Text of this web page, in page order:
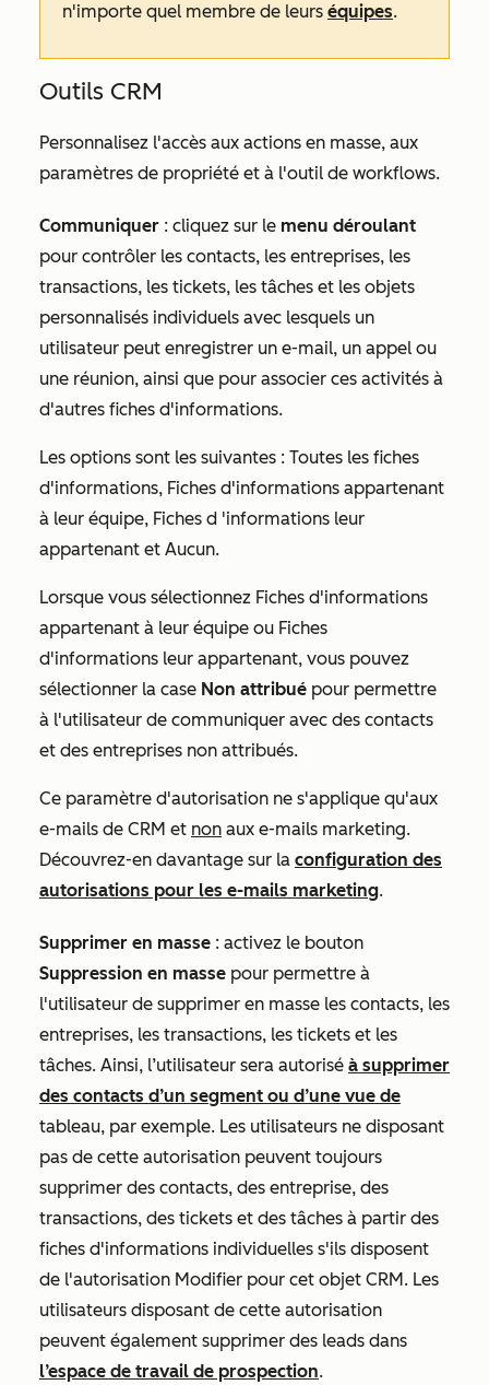
n'importe quel membre de leurs équipes.
Outils CRM
Personnalisez l'accès aux actions en masse, aux
paramètres de propriété et à l'outil de workflows.
Communiquer : cliquez sur le menu déroulant
pour contrôler les contacts, les entreprises, les
transactions, les tickets, les tâches et les objets
personnalisés individuels avec lesquels un
utilisateur peut enregistrer un e-mail, un appel ou
une réunion, ainsi que pour associer ces activités à
d'autres fiches d'informations.
Les options sont les suivantes : Toutes les fiches
d'informations, Fiches d'informations appartenant
à leur équipe, Fiches d 'informations leur
appartenant et Aucun.
Lorsque vous sélectionnez Fiches d'informations
appartenant à leur équipe ou Fiches
d'informations leur appartenant, vous pouvez
sélectionner la case Non attribué pour permettre
à l'utilisateur de communiquer avec des contacts
et des entreprises non attribués.
Ce paramètre d'autorisation ne s'applique qu'aux
e-mails de CRM et non aux e-mails marketing.
Découvrez-en davantage sur la configuration des
autorisations pour les e-mails marketing.
Supprimer en masse : activez le bouton
Suppression en masse pour permettre à
l'utilisateur de supprimer en masse les contacts, les
entreprises, les transactions, les tickets et les
tâches. Ainsi, l’utilisateur sera autorisé à supprimer
des contacts d’un segment ou d’une vue de
tableau, par exemple. Les utilisateurs ne disposant
pas de cette autorisation peuvent toujours
supprimer des contacts, des entreprise, des
transactions, des tickets et des tâches à partir des
fiches d'informations individuelles s'ils disposent
de l'autorisation Modifier pour cet objet CRM. Les
utilisateurs disposant de cette autorisation
peuvent également supprimer des leads dans
l’espace de travail de prospection.